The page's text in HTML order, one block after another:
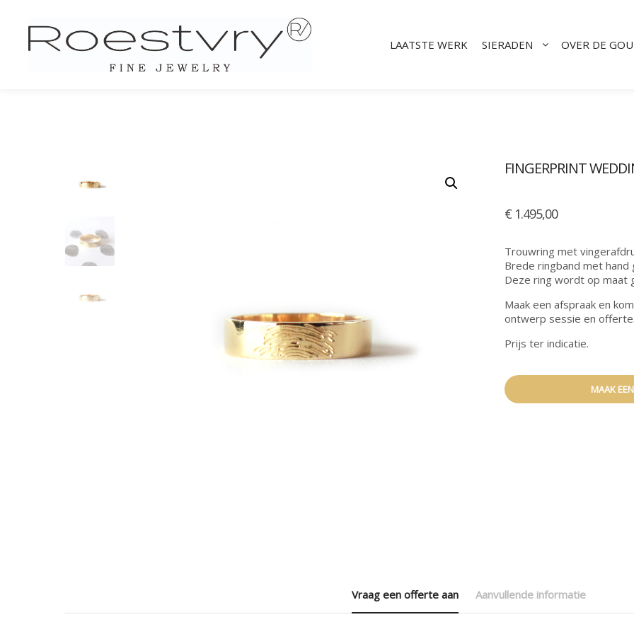
LAATSTE WERK SIERADEN OVER DE
FINGERPRINT
€ 1.495,00
Trouwring met
Brede ringband met
Deze ring wordt op maat
Maak een afspraak en
ontwerp sessie en offerte.
Prijs ter indicatie.
MAAK
Vraag een offerte aan Aanvullende informatie